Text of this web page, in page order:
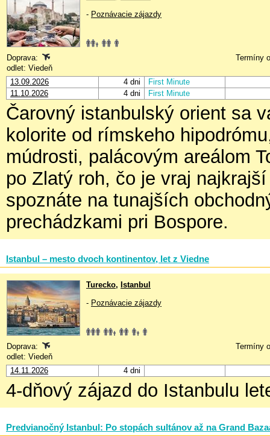
- Poznávacie zájazdy
Doprava:
Termíny
odlet: Viedeň
13.09.2026
4 dni
First Minute
11.10.2026
4 dni First Minute
Čarovný istanbulský orient sa
kolorite od rímskeho
múdrosti, palácovým areálom
po Zlatý roh, čo je vraj
spoznáte na tunajších
prechádzkami pri Bospore.
Istanbul – mesto dvoch kontinentov, let z Viedne
Turecko, Istanbul
- Poznávacie zájazdy
Doprava:
Termíny
odlet: Viedeň
14.11.2026
4 dni
4-dňový zájazd do Istanbulu
Predvianočný Istanbul: Po stopách sultánov až na Grand